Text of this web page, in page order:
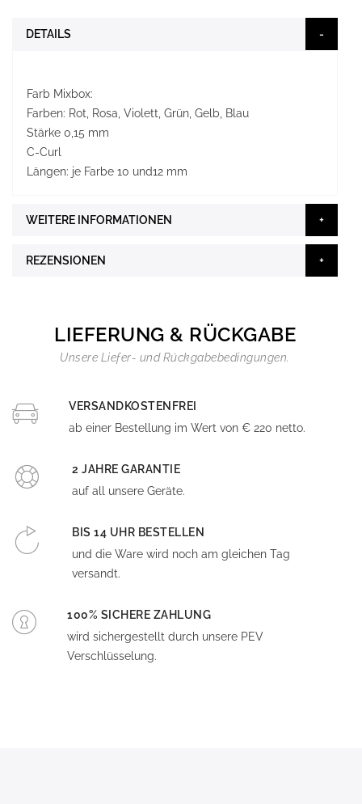
DETAILS
Farb Mixbox:
Farben: Rot, Rosa, Violett, Grün, Gelb, Blau
Stärke 0,15 mm
C-Curl
Längen: je Farbe 10 und12 mm
WEITERE INFORMATIONEN
REZENSIONEN
LIEFERUNG & RÜCKGABE
Unsere Liefer- und Rückgabebedingungen.
VERSANDKOSTENFREI
ab einer Bestellung im Wert von € 220 netto.
2 JAHRE GARANTIE
auf all unsere Geräte.
BIS 14 UHR BESTELLEN
und die Ware wird noch am gleichen Tag
versandt.
100% SICHERE ZAHLUNG
wird sichergestellt durch unsere PEV
Verschlüsselung.